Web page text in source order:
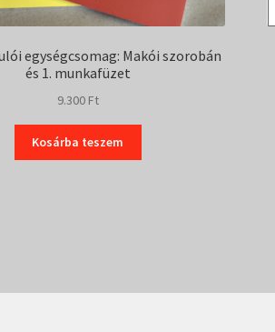
egységcsomag: Makói szorobán
és 1. munkafüzet
9.300 Ft
Kosárba teszem